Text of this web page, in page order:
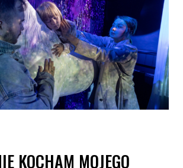
KOCHAM MOJEGO